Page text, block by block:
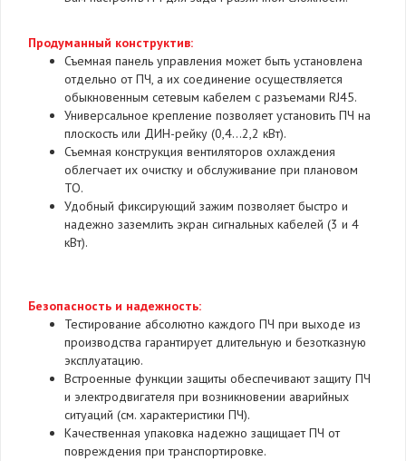
Продуманный конструктив:
Съемная панель управления может быть установлена
отдельно от ПЧ, а их соединение осуществляется
обыкновенным сетевым кабелем с разъемами RJ45.
Универсальное крепление позволяет установить ПЧ на
плоскость или ДИН-рейку (0,4...2,2 кВт).
Съемная конструкция вентиляторов охлаждения
облегчает их очистку и обслуживание при плановом
ТО.
Удобный фиксирующий зажим позволяет быстро и
надежно заземлить экран сигнальных кабелей (3 и 4
кВт).
Безопасность и надежность:
Тестирование абсолютно каждого ПЧ при выходе из
производства гарантирует длительную и безотказную
эксплуатацию.
Встроенные функции защиты обеспечивают защиту ПЧ
и электродвигателя при возникновении аварийных
ситуаций (см. характеристики ПЧ).
Качественная упаковка надежно защищает ПЧ от
повреждения при транспортировке.